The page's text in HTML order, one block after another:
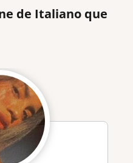
de Italiano que